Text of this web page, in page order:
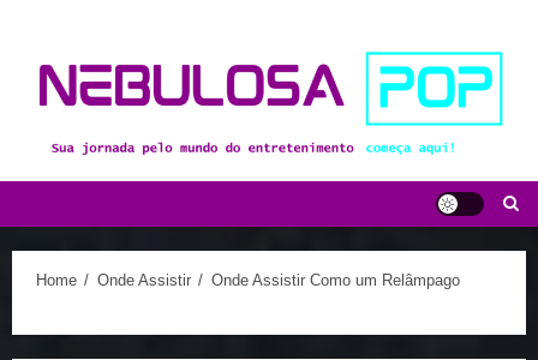
content
Home Onde Assistir Onde Assistir Como um Relâmpago